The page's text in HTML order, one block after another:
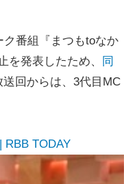
番組『まつもtoなか
発表したため、
同
回からは、3代目MC
RBB TODAY